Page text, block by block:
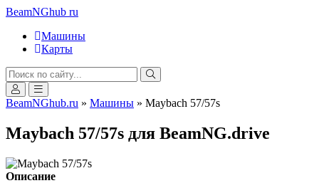
BeamNGhub ru
Машины
Карты
BeamNGhub.ru » Машины » Maybach 57/57s
Maybach 57/57s для BeamNG.drive
Описание